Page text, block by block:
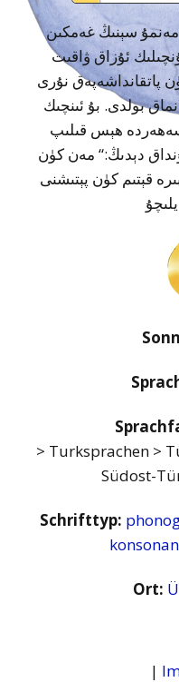
Player
سېنىڭ غەمكىن
ئۇزاق ۋاقىت
پاتقانداشەپەق نۇرى
بولدى. بۇ ئىنچىك
ھېس قىلىپ
دېدىڭ:“ مەن كۈن
قېتىم كۈن پېتىشنى
> Turksprachen >
Südost-
Schrifttyp:
Ort:
|